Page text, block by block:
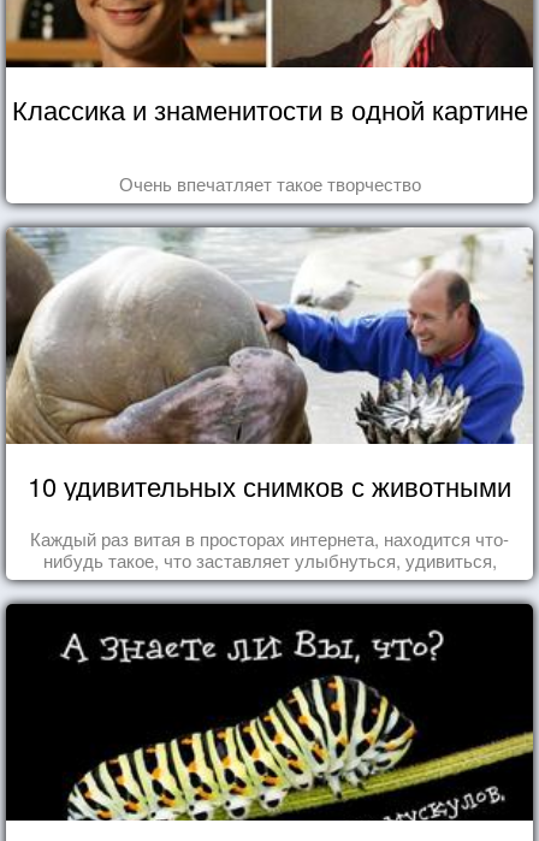
Классика и знаменитости в одной картине
Очень впечатляет такое творчество
10 удивительных снимков с животными
Каждый раз витая в просторах интернета, находится что-
нибудь такое, что заставляет улыбнуться, удивиться,
восхититься...